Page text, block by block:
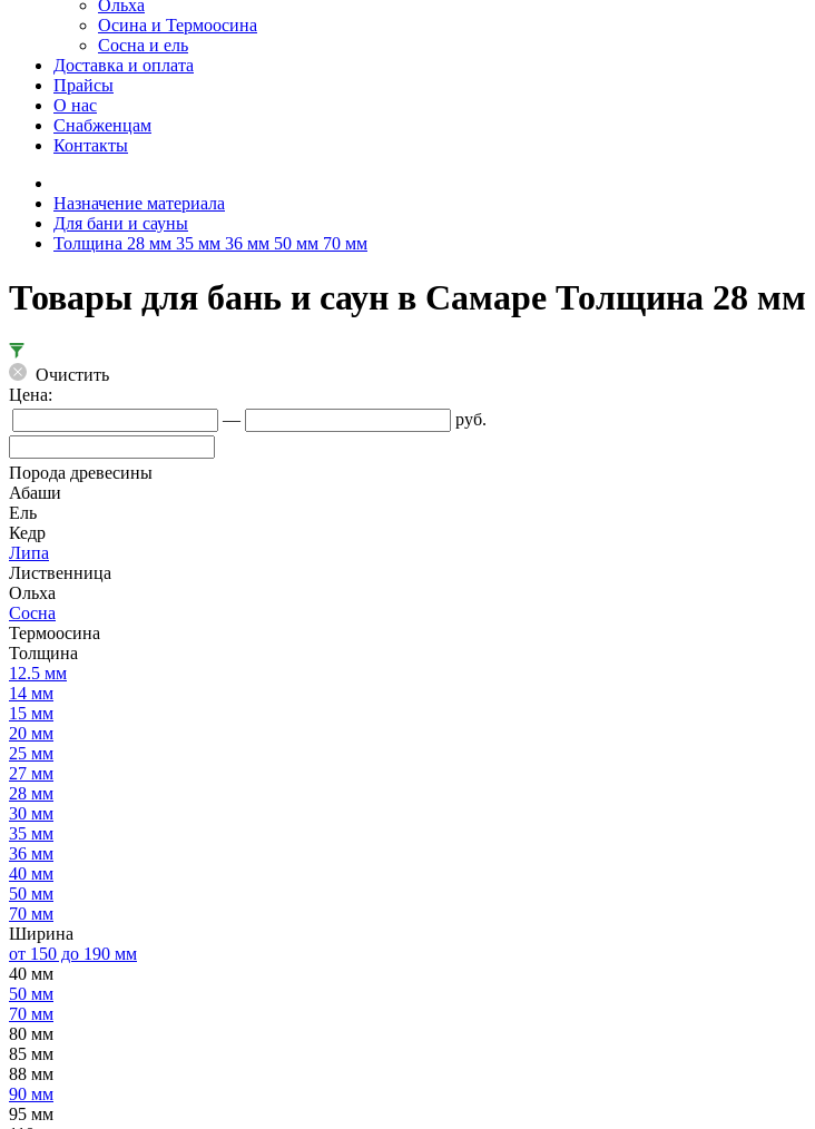
Ольха
Осина и Термоосина
Сосна и ель
Доставка и оплата
Прайсы
О нас
Снабженцам
Контакты
Назначение материала
Для бани и сауны
Толщина 28 мм 35 мм 36 мм 50 мм 70 мм
Товары для бань и саун в Самаре Толщина 28
Очистить
Цена:
—
руб.
Порода древесины
Абаши
Ель
Кедр
Липа
Лиственница
Ольха
Сосна
Термоосина
Толщина
12.5 мм
14 мм
15 мм
20 мм
25 мм
27 мм
28 мм
30 мм
35 мм
36 мм
40 мм
50 мм
70 мм
Ширина
от 150 до 190 мм
40 мм
50 мм
70 мм
80 мм
85 мм
88 мм
90 мм
95 мм